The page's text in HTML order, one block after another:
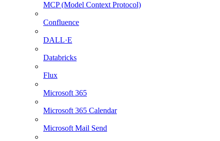
MCP (Model Context Protocol)
Confluence
DALL·E
Databricks
Flux
Microsoft 365
Microsoft 365 Calendar
Microsoft Mail Send